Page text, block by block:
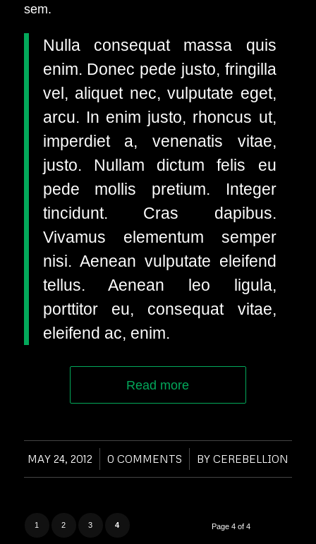
sem.
Nulla consequat massa quis
enim. Donec pede justo, fringilla
vel, aliquet nec, vulputate eget,
arcu. In enim justo, rhoncus ut,
imperdiet a, venenatis vitae,
justo. Nullam dictum felis eu
pede mollis pretium. Integer
tincidunt. Cras dapibus.
Vivamus elementum semper
nisi. Aenean vulputate eleifend
tellus. Aenean leo ligula,
porttitor eu, consequat vitae,
eleifend ac, enim.
Read more
MAY 24, 2012
/ 0 COMMENTS
/ BY CEREBELLION
Page 4 of 4
1 2 3 4